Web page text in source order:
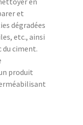
et
dégradées
etc., ainsi
du ciment.
produit